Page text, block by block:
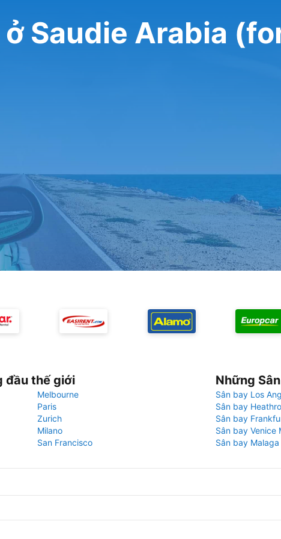
ở Saudie Arabia
đầu thế giới
Melbourne
Paris
Zurich
Milano
San Francisco
Những
Sân bay Los
Sân bay
Sân bay
Sân bay Venice
Sân bay Malaga